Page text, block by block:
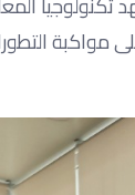
مواكبة